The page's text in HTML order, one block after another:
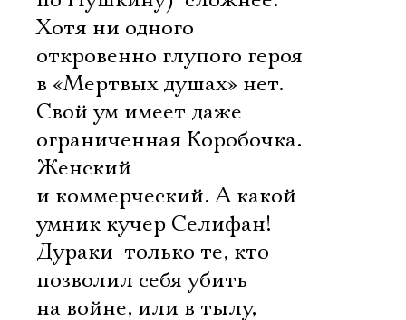
Хотя ни одного
откровенно глупого героя
в «Мертвых душах» нет.
Свой ум имеет даже
ограниченная Коробочка.
Женский
и коммерческий. А какой
умник кучер Селифан!
Дураки  только те, кто
позволил себя убить 
на войне, или в тылу, 